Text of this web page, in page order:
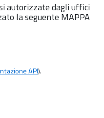
autorizzate dagli uffici
la seguente MAPPA
API).